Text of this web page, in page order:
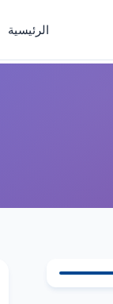
الرئيسية